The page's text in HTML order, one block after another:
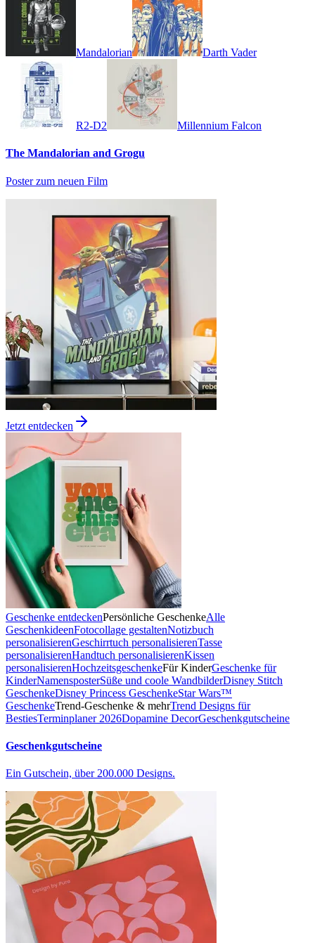
Mandalorian Darth Vader
R2-D2 Millennium Falcon
The Mandalorian and Grogu
Poster zum neuen Film
Jetzt entdecken
Geschenke entdeckenPersönliche GeschenkeAlle
GeschenkideenFotocollage gestaltenNotizbuch
personalisierenGeschirrtuch personalisierenTasse
personalisierenHandtuch personalisierenKissen
personalisierenHochzeitsgeschenkeFür KinderGeschenke für
KinderNamensposterSüße und coole WandbilderDisney Stitch
GeschenkeDisney Princess GeschenkeStar Wars™
GeschenkeTrend-Geschenke & mehrTrend Designs für
BestiesTerminplaner 2026Dopamine DecorGeschenkgutscheine
Geschenkgutscheine
Ein Gutschein, über 200.000 Designs.